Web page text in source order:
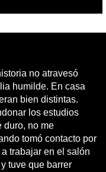
no atravesó
humilde. En casa
bien distintas.
los estudios
duro, no me
tomó contacto por
trabajar en el salón
tuve que barrer